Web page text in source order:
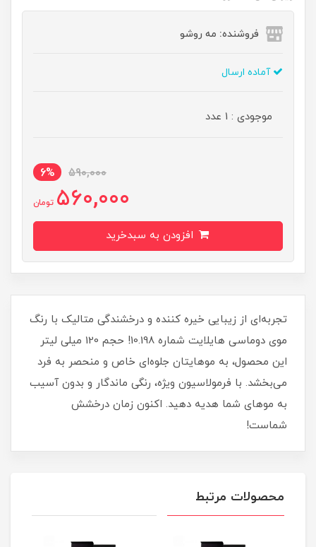
فروشنده: مه رو‌شو
آماده ارسال
موجودی : 1 عدد
590,000
6%
560,000 تومان
تجربه‌ای از زیبایی خیره‌ کننده و درخشندگی متالیک با رنگ
موی دوماسی هایلایت شماره 10.198! حجم 120 میلی‌ لیتر
این محصول، به موهایتان جلوه‌ای خاص و منحصر‌ به‌ فرد
می‌بخشد. با فرمولاسیون ویژه، رنگی ماندگار و بدون آسیب
به موهای شما هدیه دهید. اکنون زمان درخشش
شماست!
محصولات مرتبط